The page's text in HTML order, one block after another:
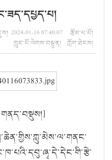
2024-01-16 07:40:07 རྩོམ་པ་པོ།
ཁྱུང་པོ་ལེགས་བསྟུན། ཀློག་ཐེངས།
]